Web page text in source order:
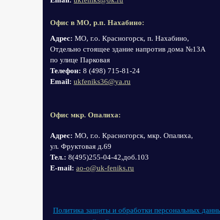
Офис в МО, р.п. Нахабино:
Адрес: МО, г.о. Красногорск, п. Нахабино,
Отдельно стоящее здание напротив дома №13А
по улице Парковая
Телефон: 8 (498) 715-81-24
Email: ukfeniks36@ya.ru
Офис мкр. Опалиха:
Адрес: МО, г.о. Красногорск, мкр. Опалиха,
ул. Фруктовая д.69
Тел.: 8(495)255-04-42,доб.103
Е-mail: ao-o@uk-feniks.ru
Политика защиты и обработки персональных